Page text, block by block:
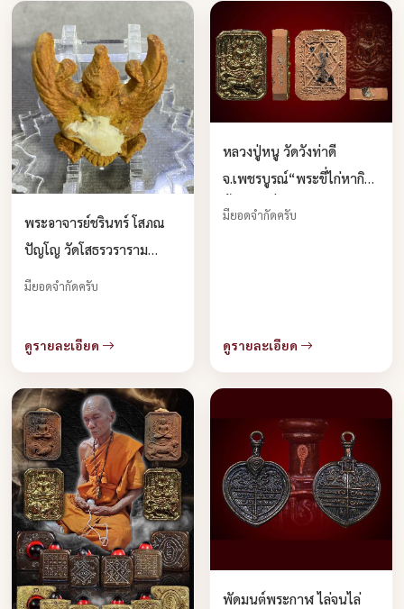
พระอาจารย์ชรินทร์ โสภณ
ปัญโญ วัดโสธรวราราม
วรวิหาร จ.ฉะเชิงเทรา“พญา
มียอดจำกัดครับ
ดูรายละเอียด
หลวงปู่หนู วัดวังท่าดี
จ.เพชรบูรณ์“พระขี่ไก่หากิน
ขึ้น-พระขี่เสือดวงดี“ บูชาได้
มียอดจำกัดครับ
ดูรายละเอียด
พัดมนต์พระกาฬ ไล่จนไล่